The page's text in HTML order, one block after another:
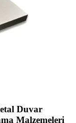
Duvar
Malzemeleri